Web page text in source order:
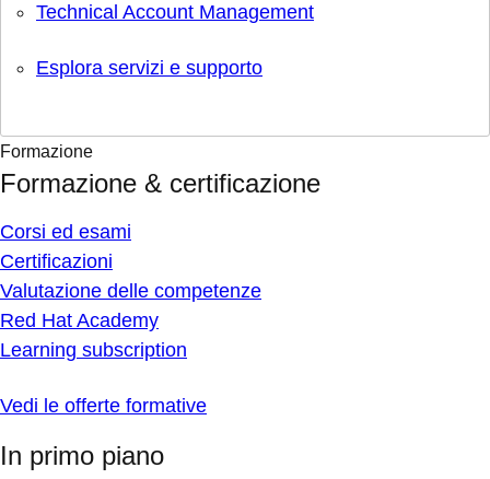
Technical Account Management
Esplora servizi e supporto
Formazione
Formazione & certificazione
Corsi ed esami
Certificazioni
Valutazione delle competenze
Red Hat Academy
Learning subscription
Vedi le offerte formative
In primo piano